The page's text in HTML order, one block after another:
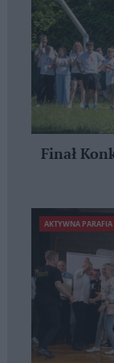
Finał
AKTYWNA PARAFIA